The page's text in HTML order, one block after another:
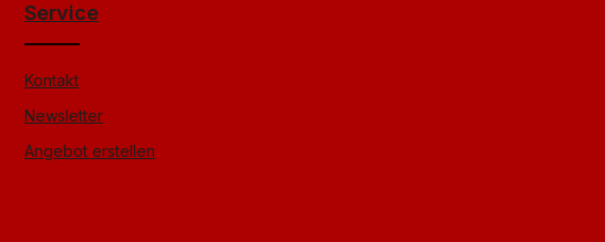
Service
Kontakt
Newsletter
Angebot erstellen